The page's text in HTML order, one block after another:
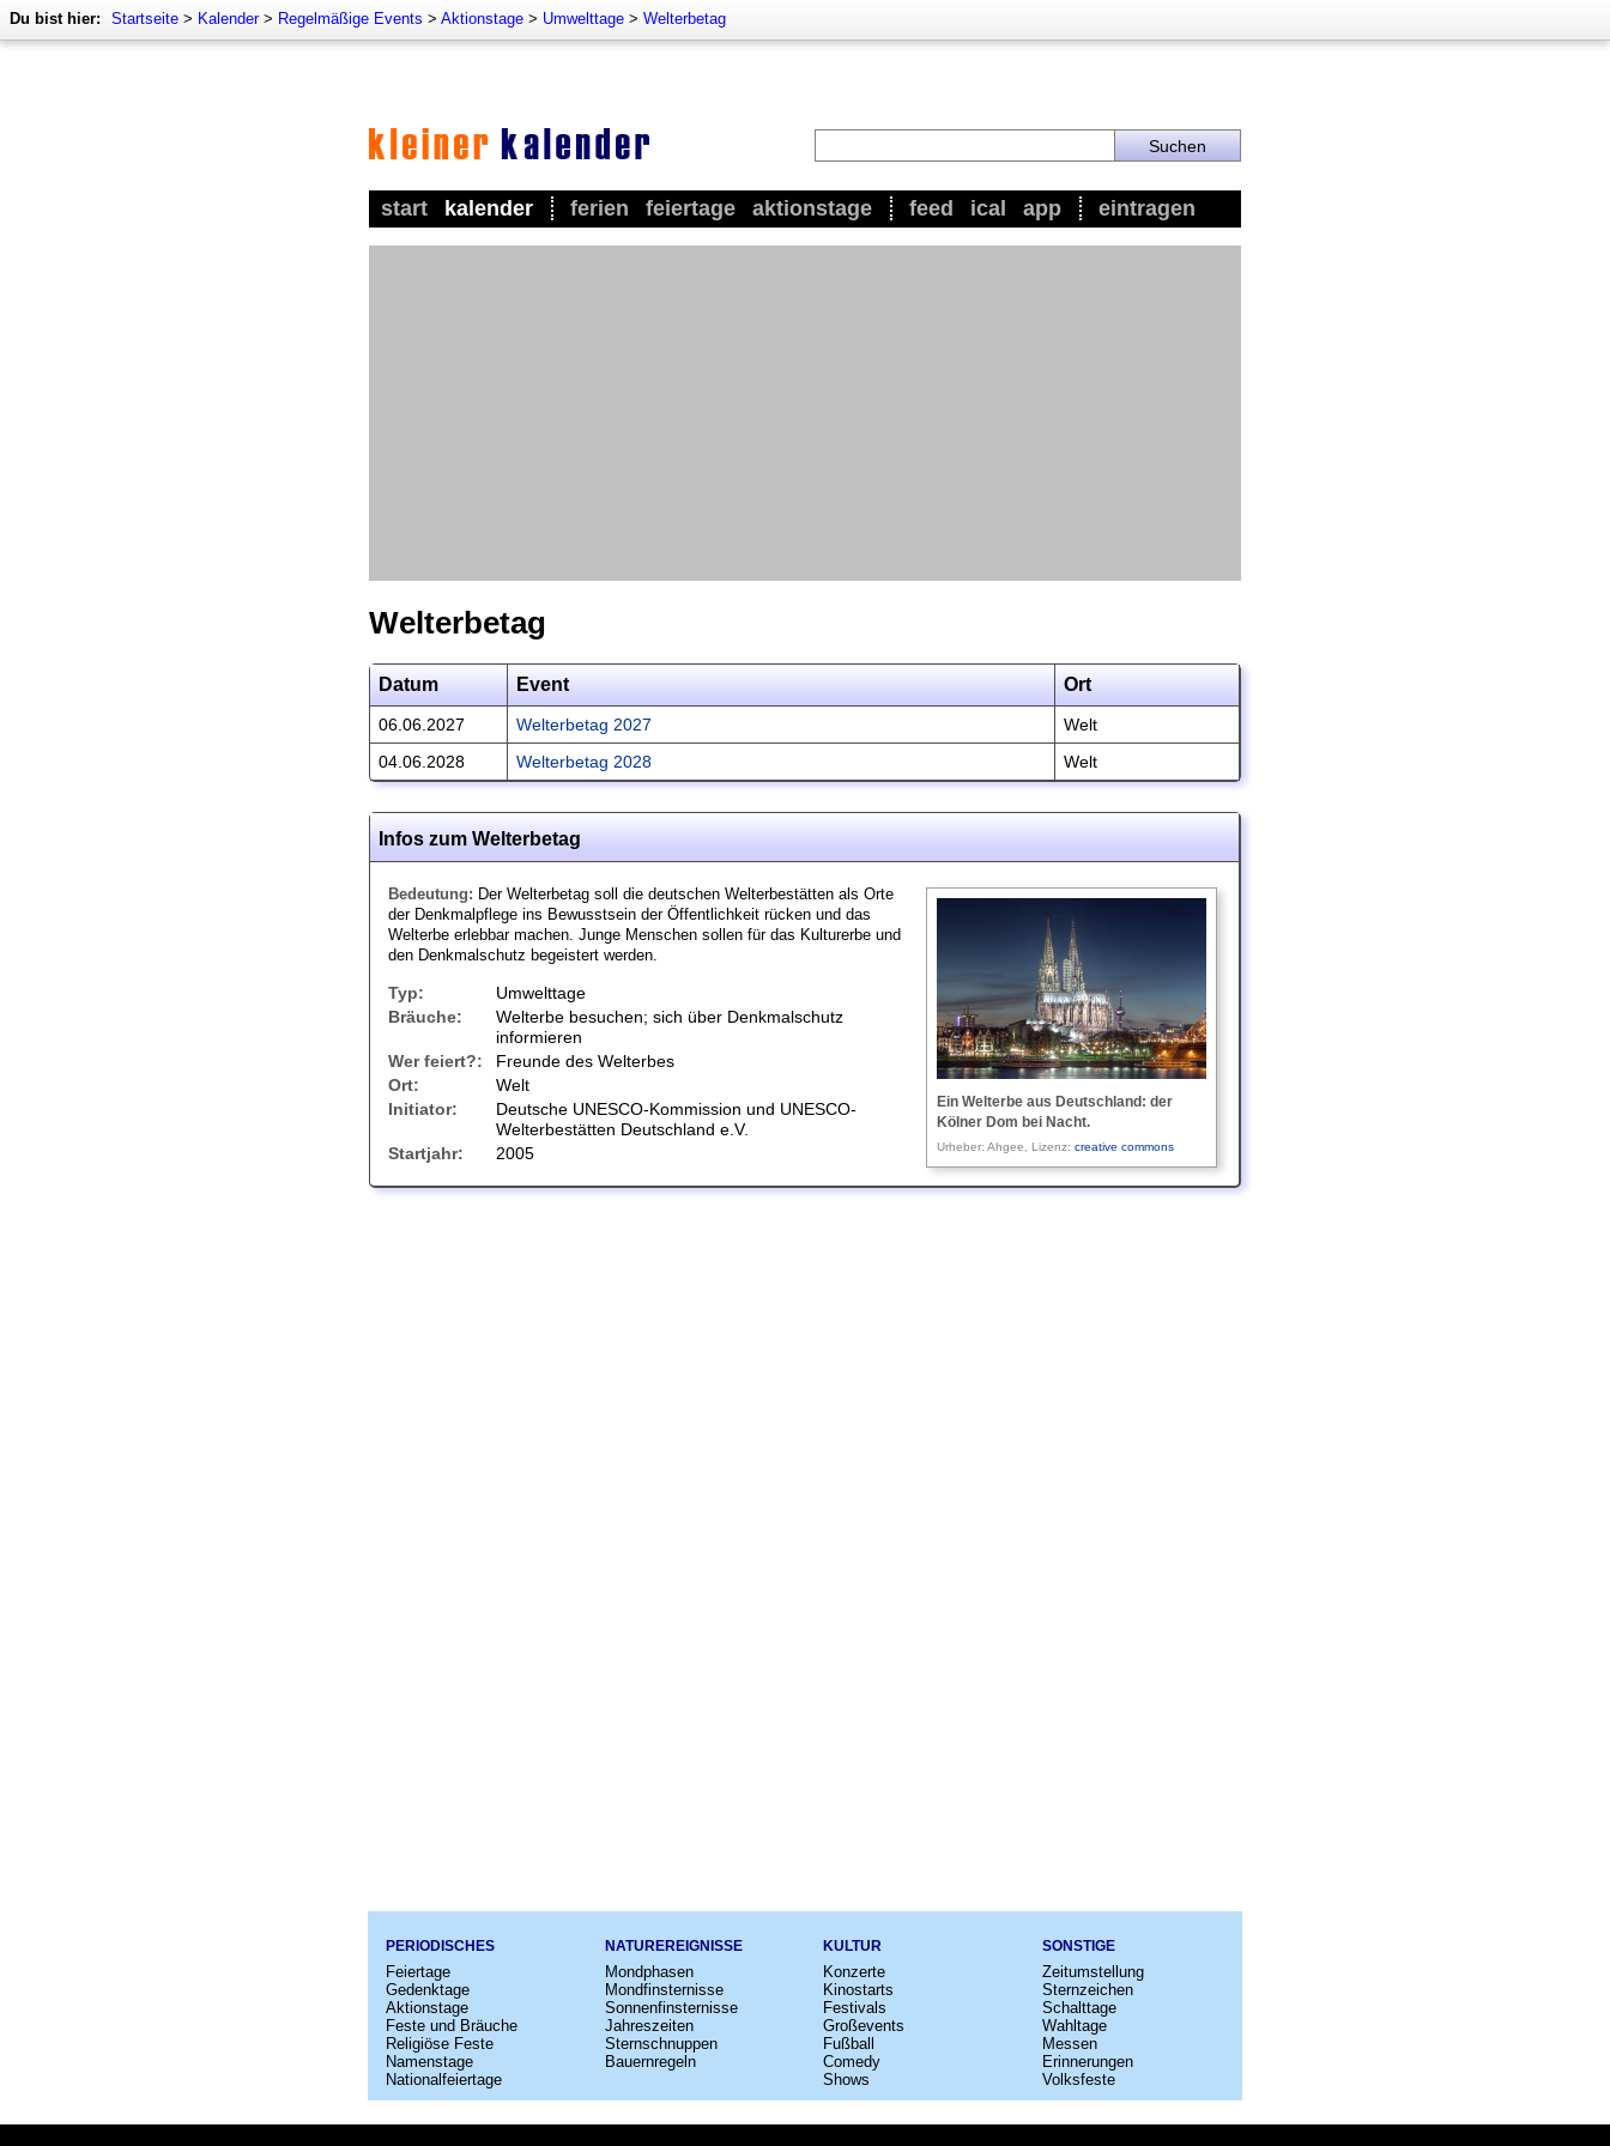
Du bist hier: Startseite > Kalender> Regelmäßige Events > Aktionstage > Umwelttage > Welterbetag
start kalender ferien feiertage aktionstage feed ical app eintragen
Welterbetag
Datum Event Ort
06.06.2027 Welterbetag 2027
Welt
04.06.2028
Welterbetag 2028 Welt
Infos zum Welterbetag
Ein Welterbe aus Deutschland: der
Kölner Dom bei Nacht.
Urheber: Ahgee, Lizenz: creative commons
Bedeutung: Der Welterbetag soll die deutschen Welterbestätten als Orte
der Denkmalpflege ins Bewusstsein der Öffentlichkeit rücken und das
Welterbe erlebbar machen. Junge Menschen sollen für das Kulturerbe und
den Denkmalschutz begeistert werden.
Typ:
Umwelttage
Bräuche:
Welterbe besuchen; sich über Denkmalschutz
informieren
Wer feiert?:
Freunde des Welterbes
Ort:
Welt
Initiator:
Deutsche UNESCO-Kommission und UNESCO-
Welterbestätten Deutschland e.V.
Startjahr:
2005
PERIODISCHES
Feiertage
Gedenktage
Aktionstage
Feste und Bräuche
Religiöse Feste
Namenstage
Nationalfeiertage
NATUREREIGNISSE
Mondphasen
Mondfinsternisse
Sonnenfinsternisse
Jahreszeiten
Sternschnuppen
Bauernregeln
KULTUR
Konzerte
Kinostarts
Festivals
Großevents
Fußball
Comedy
Shows
SONSTIGE
Zeitumstellung
Sternzeichen
Schalttage
Wahltage
Messen
Erinnerungen
Volksfeste